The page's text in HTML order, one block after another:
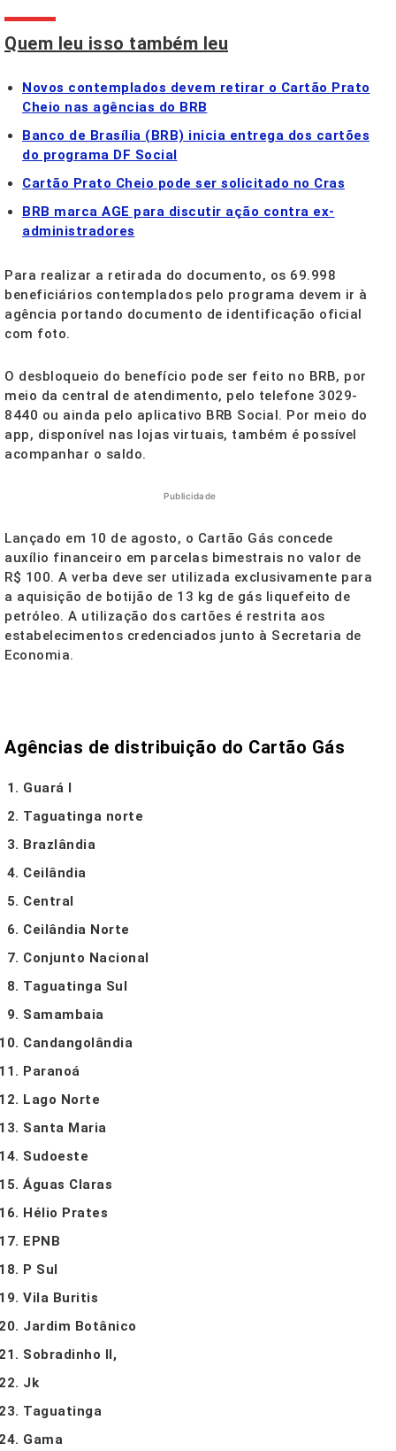
Quem leu isso também leu
Novos contemplados devem retirar o Cartão Prato
Cheio nas agências do BRB
Banco de Brasília (BRB) inicia entrega dos cartões
do programa DF Social
Cartão Prato Cheio pode ser solicitado no Cras
BRB marca AGE para discutir ação contra ex-
administradores
Para realizar a retirada do documento, os 69.998
beneficiários contemplados pelo programa devem ir à
agência portando documento de identificação oficial
com foto.
O desbloqueio do benefício pode ser feito no BRB, por
meio da central de atendimento, pelo telefone 3029-
8440 ou ainda pelo aplicativo BRB Social. Por meio do
app, disponível nas lojas virtuais, também é possível
acompanhar o saldo.
Publicidade
Lançado em 10 de agosto, o Cartão Gás concede
auxílio financeiro em parcelas bimestrais no valor de
R$ 100. A verba deve ser utilizada exclusivamente para
a aquisição de botijão de 13 kg de gás liquefeito de
petróleo. A utilização dos cartões é restrita aos
estabelecimentos credenciados junto à Secretaria de
Economia.
Agências de distribuição do Cartão Gás
Guará I
Taguatinga norte
Brazlândia
Ceilândia
Central
Ceilândia Norte
Conjunto Nacional
Taguatinga Sul
Samambaia
Candangolândia
Paranoá
Lago Norte
Santa Maria
Sudoeste
Águas Claras
Hélio Prates
EPNB
P Sul
Vila Buritis
Jardim Botânico
Sobradinho II,
Jk
Taguatinga
Gama